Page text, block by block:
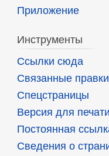
Приложение
Инструменты
Ссылки сюда
Связанные правки
Спецстраницы
Версия для печати
Постоянная
Сведения о